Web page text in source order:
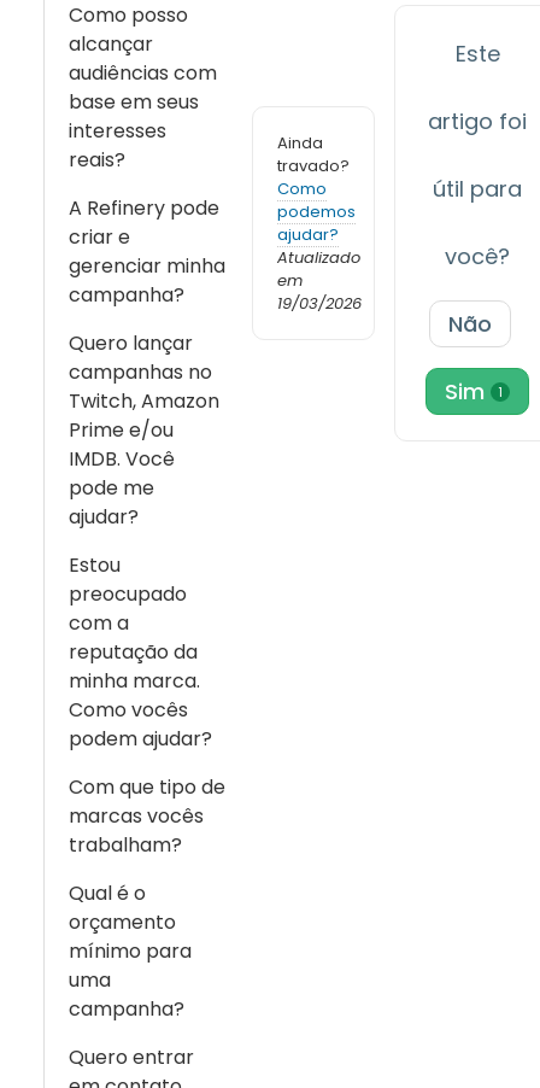
Como posso
alcançar
audiências com
base em seus
interesses
reais?
A Refinery pode
criar e
gerenciar minha
campanha?
Quero lançar
campanhas no
Twitch, Amazon
Prime e/ou
IMDB. Você
pode me
ajudar?
Estou
preocupado
com a
reputação da
minha marca.
Como vocês
podem ajudar?
Com que tipo de
marcas vocês
trabalham?
Qual é o
orçamento
mínimo para
uma
campanha?
Quero entrar
Ainda
travado?
Como
podemos
ajudar?
Atualizado
em
19/03/2026
Este
artigo foi
útil para
você?
Não
Sim 1